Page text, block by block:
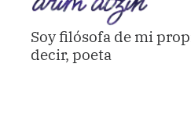
Soy filósofa de mi
decir, poeta